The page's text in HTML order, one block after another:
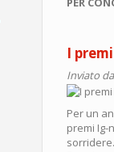
I
Inviato da
Per un
premi Ig-
sorridere.